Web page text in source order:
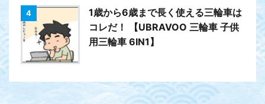
4
1歳から6歳まで長く使える三輪車は
コレだ！ 【UBRAVOO 三輪車 子供
用三輪車 6IN1】